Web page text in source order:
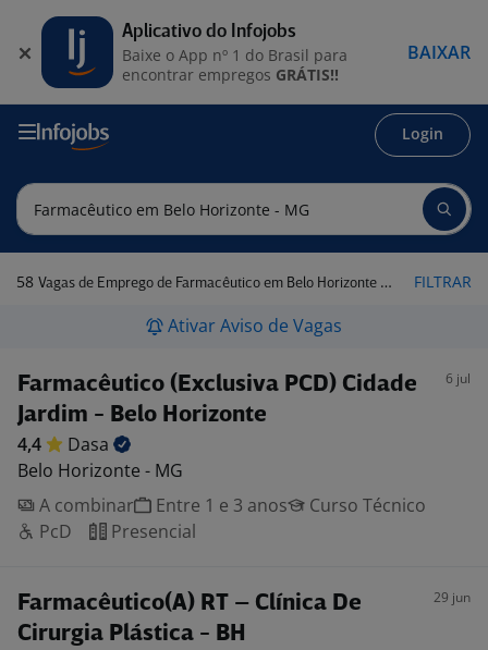
Login
58 Vagas de Emprego de Farmacêutico em Belo Horizonte - MG FILTRAR
Ativar Aviso de Vagas
Farmacêutico (Exclusiva PCD) Cidade
Jardim - Belo Horizonte
6 jul
4,4
Dasa
Belo Horizonte - MG
A combinar
Entre 1 e 3 anos
Curso Técnico
PcD
Presencial
Farmacêutico(A) RT – Clínica De
Cirurgia Plástica - BH
29 jun
Aplicativo do Infojobs
Baixe o App nº 1 do Brasil para
encontrar empregos GRÁTIS!!
BAIXAR